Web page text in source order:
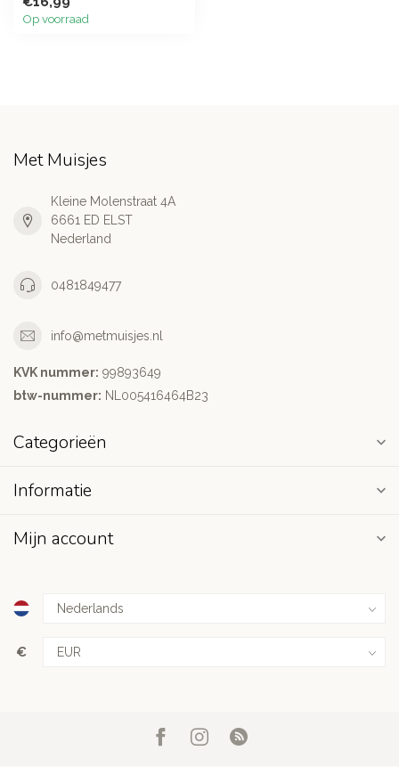
Op voorraad
Met Muisjes
Kleine Molenstraat 4A
6661 ED ELST
Nederland
0481849477
info@metmuisjes.nl
KVK nummer: 99893649
btw-nummer: NL005416464B23
Categorieën
Informatie
Mijn account
€